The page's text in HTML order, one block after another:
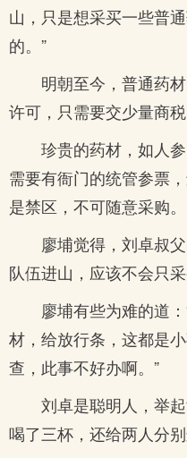
山，只是想采买一些普
的。”
明朝至今，普通药
许可，只需要交少量商税
珍贵的药材，如人
需要有衙门的统管参票
是禁区，不可随意采购。
廖埔觉得，刘卓叔
队伍进山，应该不会只采
廖埔有些为难的道
材，给放行条，这都是
查，此事不好办啊。”
刘卓是聪明人，举
喝了三杯，还给两人分别